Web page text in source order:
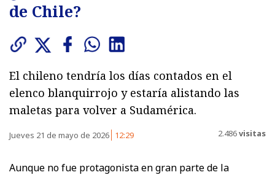
de Chile?
El chileno tendría los días contados en el
elenco blanquirrojo y estaría alistando las
maletas para volver a Sudamérica.
Jueves 21 de mayo de 2026 12:29 2.486visitas
Aunque no fue protagonista en gran parte de la